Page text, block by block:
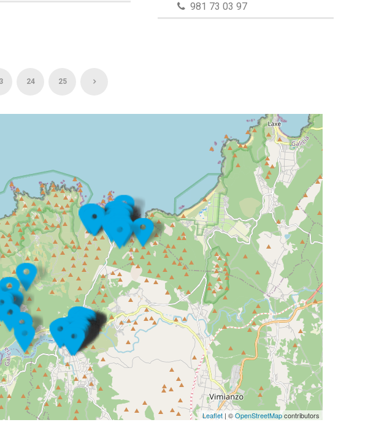
981 73 03 97
24 25
Leaflet | ©OpenStreetMapcontributors